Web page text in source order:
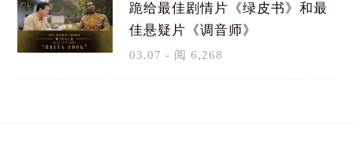
跪给最佳剧情片《绿皮书》和最
佳悬疑片《调音师》
03.07 - 阅 6,268